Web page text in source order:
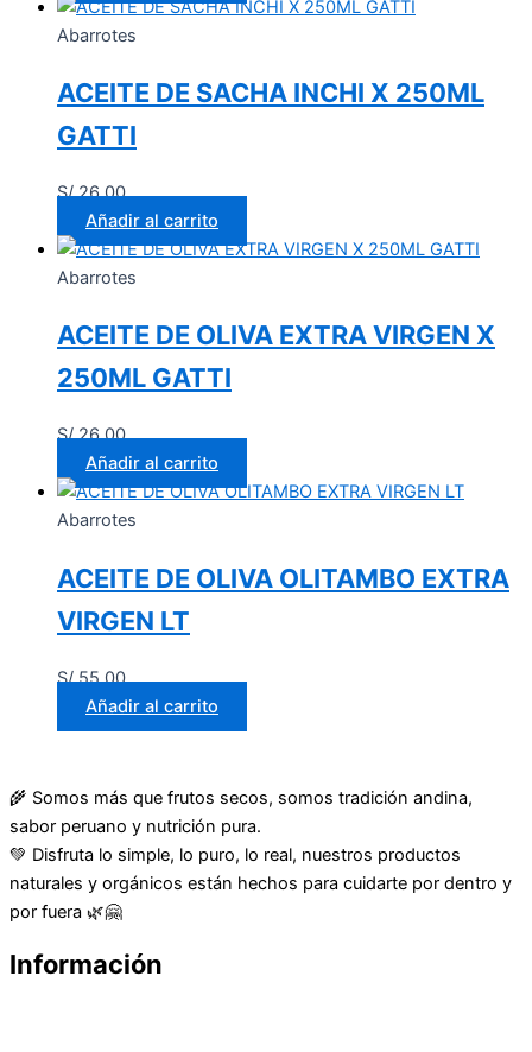
Abarrotes
ACEITE DE SACHA INCHI X 250ML
GATTI
S/26.00
Añadir al carrito
Abarrotes
ACEITE DE OLIVA EXTRA VIRGEN X
250ML GATTI
S/26.00
Añadir al carrito
Abarrotes
ACEITE DE OLIVA OLITAMBO EXTRA
VIRGEN LT
S/55.00
Añadir al carrito
🌾 Somos más que frutos secos, somos tradición andina,
sabor peruano y nutrición pura.
💚 Disfruta lo simple, lo puro, lo real, nuestros productos
naturales y orgánicos están hechos para cuidarte por dentro y
por fuera 🌿🤗
Información